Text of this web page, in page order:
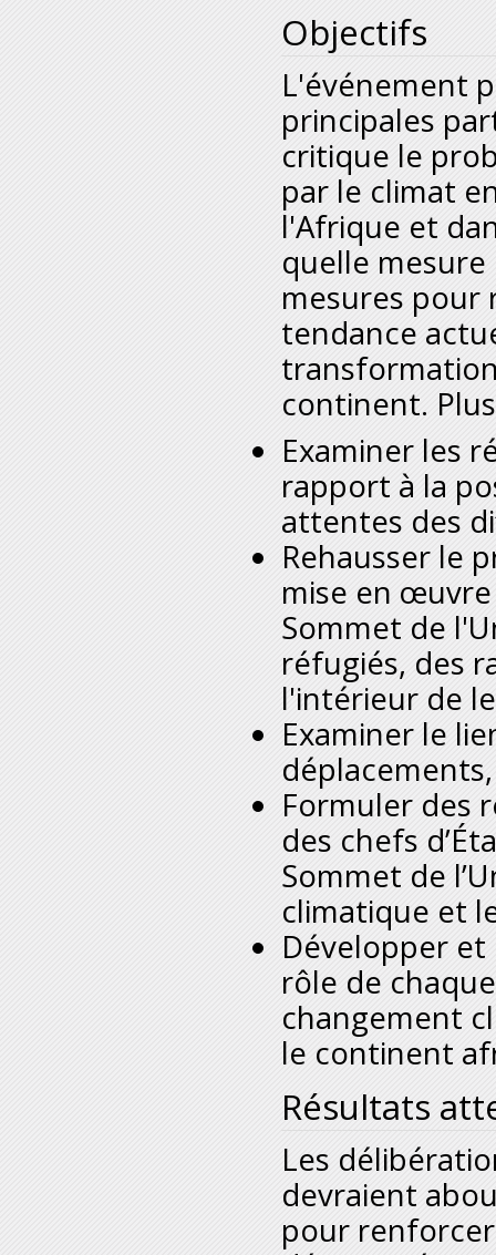
Objectifs
L'événement
principales
critique le
par le climat
l'Afrique et
quelle
mesures pour
tendance
continent.
Examiner les
rapport à la
attentes des
Rehausser le
mise en
Sommet de
réfugiés, des
l'intérieur de
Examiner le
Formuler des
des chefs
Sommet de
climatique et
Développer
rôle de
changement
le continent
Résultats
Les
devraient
pour